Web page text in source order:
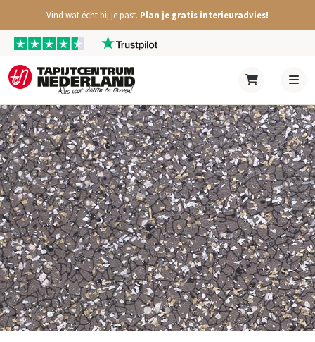
Vind wat écht bij je past. Plan je gratis interieuradvies!